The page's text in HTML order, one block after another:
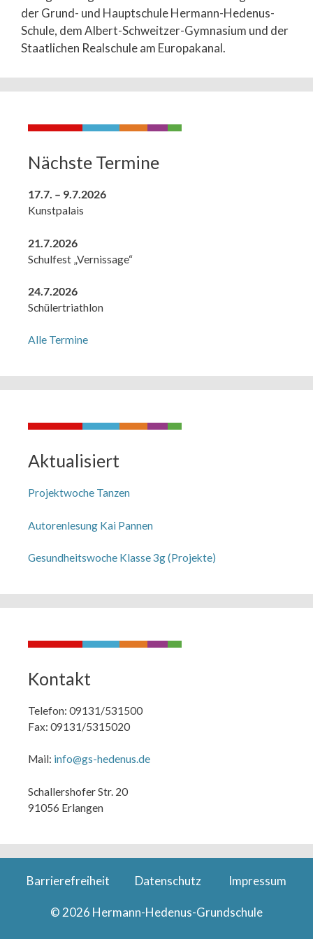
der Grund- und Hauptschule Hermann-Hedenus-
Schule, dem Albert-Schweitzer-Gymnasium und der
Staatlichen Realschule am Europakanal.
Nächste Termine
17.7. – 9.7.2026
Kunstpalais
21.7.2026
Schulfest „Vernissage“
24.7.2026
Schülertriathlon
Alle Termine
Aktualisiert
Projektwoche Tanzen
Autorenlesung Kai Pannen
Gesundheitswoche Klasse 3g (Projekte)
Kontakt
Telefon: 09131/531500
Fax: 09131/5315020
Mail: info@gs-hedenus.de
Schallershofer Str. 20
91056 Erlangen
Barrierefreiheit Datenschutz Impressum
© 2026 Hermann-Hedenus-Grundschule